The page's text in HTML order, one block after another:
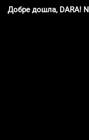
Добре дошла, DARA!